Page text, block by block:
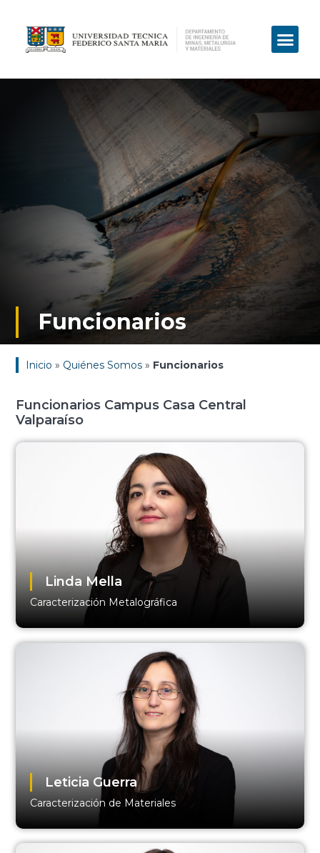
Funcionarios
Inicio » Quiénes Somos » Funcionarios
Funcionarios Campus Casa Central
Valparaíso
Linda Mella
Caracterización Metalográfica
Leticia Guerra
Caracterización de Materiales